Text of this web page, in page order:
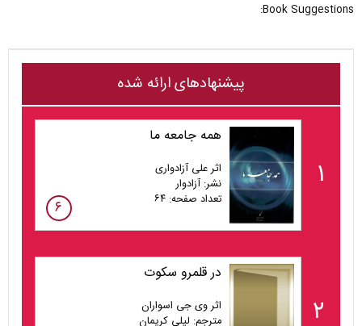
Book Suggestions:
پیشنهادهای ارائه شده
۱
همه جامعه ما
اثر علی آزادواری
نشر: آزادوار
تعداد صفحه: ۶۴
۶
۲
در قلمرو سکوت
اثر وی جی اسواران
مترجم: لیلی کریمان